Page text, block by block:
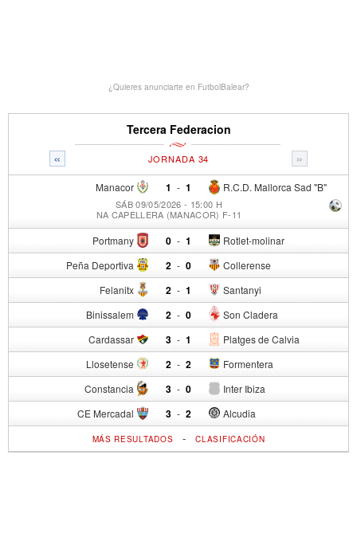
¿Quieres anunciarte en FutbolBalear?
Tercera Federacion
« »
JORNADA 34
Manacor 1 - R.C.D. Mallorca Sad "B"
1
SÁB 09/05/2026 - 15:00 H
NA CAPELLERA (MANACOR) F-11
Portmany 0 - Rotlet-molinar
1
Peña Deportiva 2 - Collerense
0
Felanitx 2 - Santanyi
1
Binissalem 2 - Son Cladera
0
Cardassar 3 - Platges de Calvia
1
Llosetense 2 - Formentera
2
Constancia 3 - Inter Ibiza
0
CE Mercadal 3 - Alcudia
2
MÁS RESULTADOS -CLASIFICACIÓN